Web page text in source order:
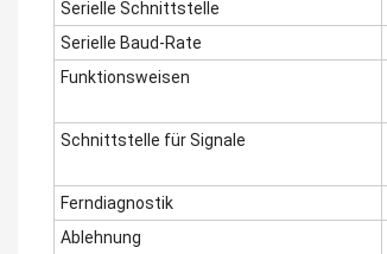
Serielle Schnittstelle
Serielle Baud-Rate
Funktionsweisen
Schnittstelle für Signale
Ferndiagnostik
Ablehnung